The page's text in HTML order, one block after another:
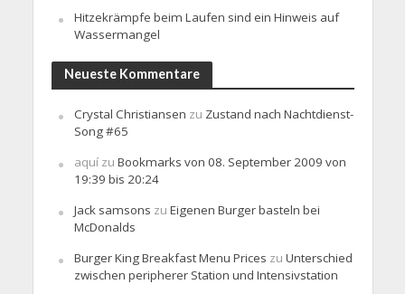
Hitzekrämpfe beim Laufen sind ein Hinweis auf
Wassermangel
Neueste Kommentare
Crystal Christiansen zu Zustand nach Nachtdienst-
Song #65
aquízu Bookmarks von 08. September 2009 von
19:39 bis 20:24
Jack samsons zu Eigenen Burger basteln bei
McDonalds
Burger King Breakfast Menu Prices zu Unterschied
zwischen peripherer Station und Intensivstation